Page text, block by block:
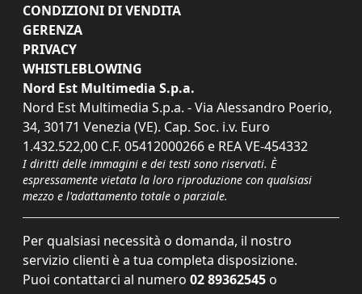
CONDIZIONI DI VENDITA
GERENZA
PRIVACY
WHISTLEBLOWING
Nord Est Multimedia S.p.a.
Nord Est Multimedia S.p.a. - Via Alessandro Poerio,
34, 30171 Venezia (VE). Cap. Soc. i.v. Euro
1.432.522,00 C.F. 05412000266 e REA VE-454332
I diritti delle immagini e dei testi sono riservati. È
espressamente vietata la loro riproduzione con qualsiasi
mezzo e l'adattamento totale o parziale.
Per qualsiasi necessità o domanda, il nostro
servizio clienti è a tua completa disposizione.
Puoi contattarci al numero 02 89362545 o